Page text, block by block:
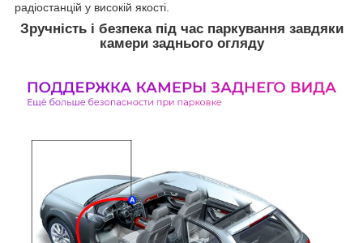
радіостанцій у високій якості.
Зручність і безпека під час паркування завдяки
камери заднього огляду